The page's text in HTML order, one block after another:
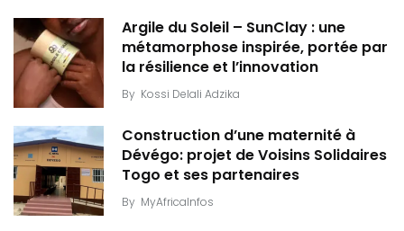
Argile du Soleil – SunClay : une
métamorphose inspirée, portée par
la résilience et l’innovation
By Kossi Delali Adzika
Construction d’une maternité à
Dévégo: projet de Voisins Solidaires
Togo et ses partenaires
By MyAfricaInfos